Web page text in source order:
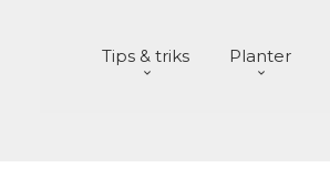
Tips & triks Planter